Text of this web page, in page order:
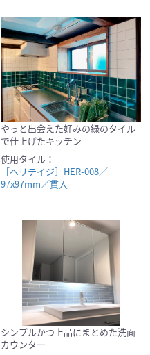
やっと出会えた好みの緑のタイル
で仕上げたキッチン
使用タイル：
［ヘリテイジ］HER-008／
97x97mm／貫入
シンプルかつ上品にまとめた洗面
カウンター